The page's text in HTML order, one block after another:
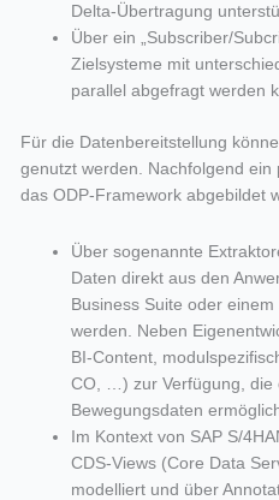
Delta-Übertragung
Über ein „Subscriber/
Zielsysteme mit
parallel abgefragt werden
Für die Datenbereitstellung
genutzt werden. Nachfolgend
das ODP-Framework abgebildet
Über sogenannte
Daten direkt aus den
Business Suite oder
werden. Neben
BI-Content,
CO, …) zur Verfügung,
Bewegungsdaten
Im Kontext von SAP S/
CDS-Views (Core Data
modelliert und über